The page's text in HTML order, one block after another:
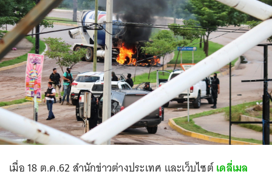
เมื่อ 18 ต.ค.62 สำนักข่าวต่างประเทศ และเว็บไซต์เดลี่เมล